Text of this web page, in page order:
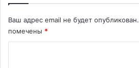
Ваш адрес email не будет опубликован.
помечены *